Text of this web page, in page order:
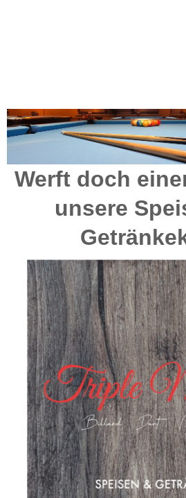
Werft doch
unsere